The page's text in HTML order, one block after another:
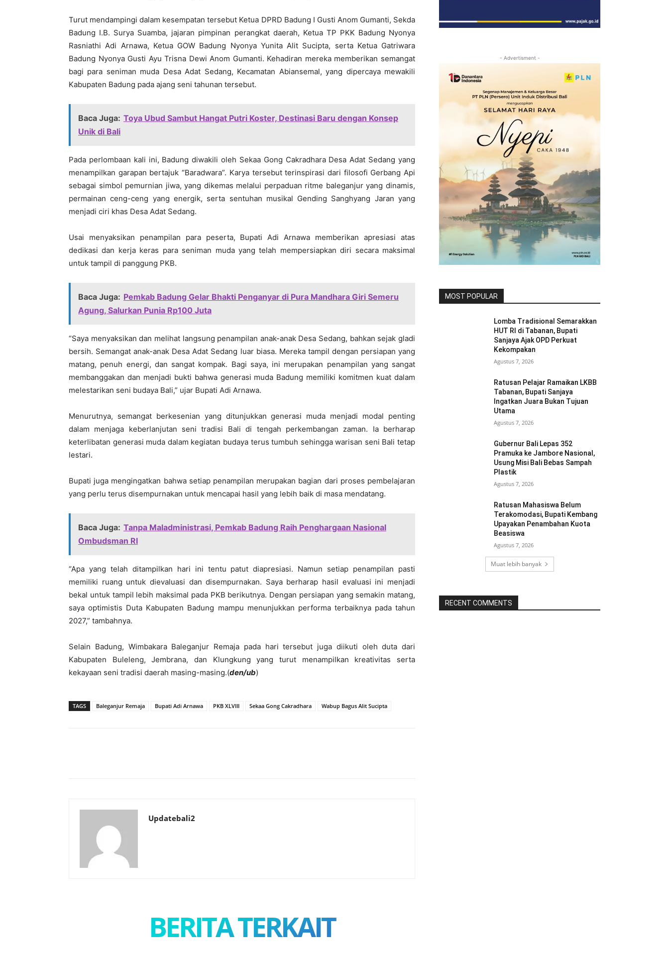
Turut mendampingi dalam kesempatan tersebut Ketua DPRD Badung I Gusti Anom Gumanti, Sekda
Badung I.B. Surya Suamba, jajaran pimpinan perangkat daerah, Ketua TP PKK Badung Nyonya
Rasniathi Adi Arnawa, Ketua GOW Badung Nyonya Yunita Alit Sucipta, serta Ketua Gatriwara
Badung Nyonya Gusti Ayu Trisna Dewi Anom Gumanti. Kehadiran mereka memberikan semangat
bagi para seniman muda Desa Adat Sedang, Kecamatan Abiansemal, yang dipercaya mewakili
Kabupaten Badung pada ajang seni tahunan tersebut.
Baca Juga: Toya Ubud Sambut Hangat Putri Koster, Destinasi Baru dengan Konsep
Unik di Bali
Pada perlombaan kali ini, Badung diwakili oleh Sekaa Gong Cakradhara Desa Adat Sedang yang
menampilkan garapan bertajuk “Baradwara”. Karya tersebut terinspirasi dari filosofi Gerbang Api
sebagai simbol pemurnian jiwa, yang dikemas melalui perpaduan ritme baleganjur yang dinamis,
permainan ceng-ceng yang energik, serta sentuhan musikal Gending Sanghyang Jaran yang
menjadi ciri khas Desa Adat Sedang.
Usai menyaksikan penampilan para peserta, Bupati Adi Arnawa memberikan apresiasi atas
dedikasi dan kerja keras para seniman muda yang telah mempersiapkan diri secara maksimal
untuk tampil di panggung PKB.
Baca Juga: Pemkab Badung Gelar Bhakti Penganyar di Pura Mandhara Giri Semeru
Agung, Salurkan Punia Rp100 Juta
“Saya menyaksikan dan melihat langsung penampilan anak-anak Desa Sedang, bahkan sejak gladi
bersih. Semangat anak-anak Desa Adat Sedang luar biasa. Mereka tampil dengan persiapan yang
matang, penuh energi, dan sangat kompak. Bagi saya, ini merupakan penampilan yang sangat
membanggakan dan menjadi bukti bahwa generasi muda Badung memiliki komitmen kuat dalam
melestarikan seni budaya Bali,” ujar Bupati Adi Arnawa.
Menurutnya, semangat berkesenian yang ditunjukkan generasi muda menjadi modal penting
dalam menjaga keberlanjutan seni tradisi Bali di tengah perkembangan zaman. Ia berharap
keterlibatan generasi muda dalam kegiatan budaya terus tumbuh sehingga warisan seni Bali tetap
lestari.
Bupati juga mengingatkan bahwa setiap penampilan merupakan bagian dari proses pembelajaran
yang perlu terus disempurnakan untuk mencapai hasil yang lebih baik di masa mendatang.
Baca Juga: Tanpa Maladministrasi, Pemkab Badung Raih Penghargaan Nasional
Ombudsman RI
“Apa yang telah ditampilkan hari ini tentu patut diapresiasi. Namun setiap penampilan pasti
memiliki ruang untuk dievaluasi dan disempurnakan. Saya berharap hasil evaluasi ini menjadi
bekal untuk tampil lebih maksimal pada PKB berikutnya. Dengan persiapan yang semakin matang,
saya optimistis Duta Kabupaten Badung mampu menunjukkan performa terbaiknya pada tahun
2027,” tambahnya.
Selain Badung, Wimbakara Baleganjur Remaja pada hari tersebut juga diikuti oleh duta dari
Kabupaten Buleleng, Jembrana, dan Klungkung yang turut menampilkan kreativitas serta
kekayaan seni tradisi daerah masing-masing.(den/ub)
TAGS Baleganjur Remaja Bupati Adi Arnawa PKB XLVIII Sekaa Gong Cakradhara Wabup Bagus Alit Sucipta
Updatebali2
BERITA TERKAIT
- Advertisment -
MOST POPULAR
Lomba Tradisional Semarakkan
HUT RI di Tabanan, Bupati
Sanjaya Ajak OPD Perkuat
Kekompakan
Agustus 7, 2026
Ratusan Pelajar Ramaikan LKBB
Tabanan, Bupati Sanjaya
Ingatkan Juara Bukan Tujuan
Utama
Agustus 7, 2026
Gubernur Bali Lepas 352
Pramuka ke Jambore Nasional,
Usung Misi Bali Bebas Sampah
Plastik
Agustus 7, 2026
Ratusan Mahasiswa Belum
Terakomodasi, Bupati Kembang
Upayakan Penambahan Kuota
Beasiswa
Agustus 7, 2026
Muat lebih banyak
RECENT COMMENTS